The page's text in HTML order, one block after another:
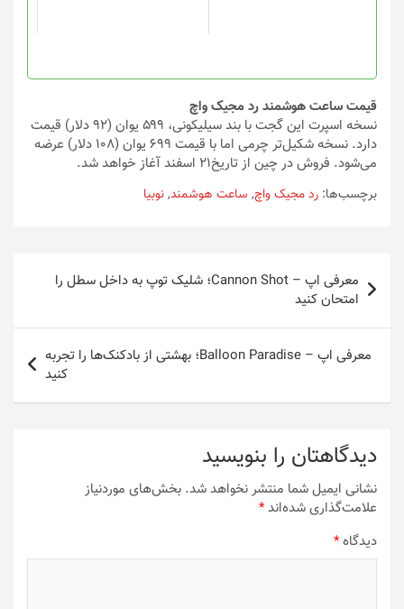
قیمت ساعت هوشمند رد مجیک واچ
نسخه اسپرت این گجت با بند سیلیکونی، ۵۹۹ یوان (۹۲ دلار) قیمت
دارد. نسخه شکیل‌تر چرمی اما با قیمت ۶۹۹ یوان (۱۰۸ دلار) عرضه
می‌شود. فروش در چین از تاریخ۲۱ اسفند آغاز خواهد شد.
برچسب‌ها: رد مجیک واچ, ساعت هوشمند,نوبیا
راهبری
نوشته
معرفی اپ – Cannon Shot؛ شلیک توپ به داخل سطل را
امتحان کنید
معرفی اپ – Balloon Paradise؛ بهشتی از بادکنک‌ها را تجربه
کنید
دیدگاهتان را بنویسید
نشانی ایمیل شما منتشر نخواهد شد. بخش‌های موردنیاز
علامت‌گذاری شده‌اند*
دیدگاه*